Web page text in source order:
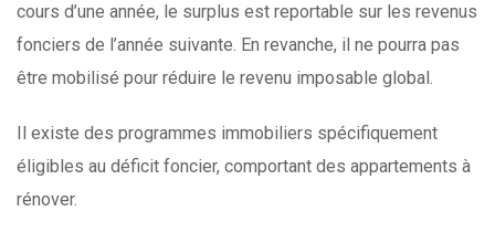
cours d’une année, le surplus est reportable sur les revenus
fonciers de l’année suivante. En revanche, il ne pourra pas
être mobilisé pour réduire le revenu imposable global.
Il existe des programmes immobiliers spécifiquement
éligibles au déficit foncier, comportant des appartements à
rénover.